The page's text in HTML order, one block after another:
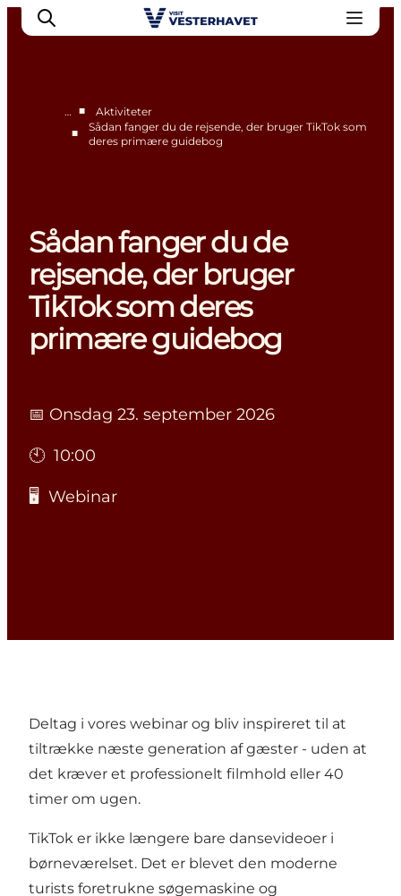
Erhverv
Medlemskab
Nyheder
Om os
… ■
Aktiviteter
■
Sådan fanger du de rejsende, der bruger TikTok som
deres primære guidebog
Sådan fanger du de
rejsende, der bruger
TikTok som deres
primære guidebog
📅 Onsdag 23. september 2026
🕙 10:00
🖥️ Webinar
Deltag i vores webinar og bliv inspireret til at
tiltrække næste generation af gæster - uden at
det kræver et professionelt filmhold eller 40
timer om ugen.
TikTok er ikke længere bare dansevideoer i
børneværelset. Det er blevet den moderne
turists foretrukne søgemaskine og